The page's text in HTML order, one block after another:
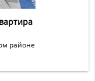
районе